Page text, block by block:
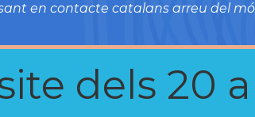
en contacte catalans arreu del
dels 20